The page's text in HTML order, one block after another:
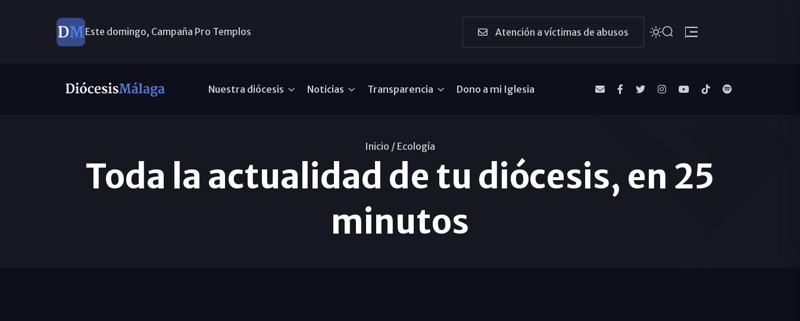
Este domingo, Campaña Pro Templos Atención a víctimas de abusos
Nuestra diócesis Noticias Transparencia Dono a mi Iglesia
Inicio / Ecología
Toda la actualidad de tu diócesis, en 25
minutos